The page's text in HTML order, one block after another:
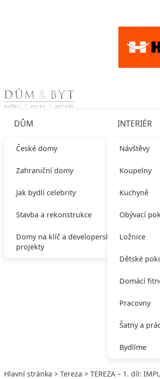
Skip to content
DŮM
České domy
Zahraniční domy
Jak bydlí celebrity
Stavba a rekonstrukce
Domy na klíč a developerské
projekty
INTERIÉR
Návštěvy
Koupelny
Kuchyně
Obývací
Ložnice
Dětské
Domácí
Pracovny
Šatny a
Bydlíme
Hlavní stránka > Tereza > TEREZA – 1. díl: